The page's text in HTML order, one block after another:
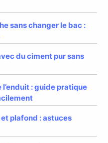
sans changer le bac :
du ciment pur sans
: guide pratique
et plafond : astuces